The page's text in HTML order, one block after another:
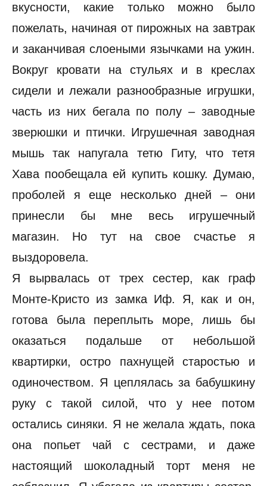
вкусности, какие только можно было
пожелать, начиная от пирожных на завтрак
и заканчивая слоеными язычками на ужин.
Вокруг кровати на стульях и в креслах
сидели и лежали разнообразные игрушки,
часть из них бегала по полу – заводные
зверюшки и птички. Игрушечная заводная
мышь так напугала тетю Гиту, что тетя
Хава пообещала ей купить кошку. Думаю,
проболей я еще несколько дней – они
принесли бы мне весь игрушечный
магазин. Но тут на свое счастье я
выздоровела.
Я вырвалась от трех сестер, как граф
Монте-Кристо из замка Иф. Я, как и он,
готова была переплыть море, лишь бы
оказаться подальше от небольшой
квартирки, остро пахнущей старостью и
одиночеством. Я цеплялась за бабушкину
руку с такой силой, что у нее потом
остались синяки. Я не желала ждать, пока
она попьет чай с сестрами, и даже
настоящий шоколадный торт меня не